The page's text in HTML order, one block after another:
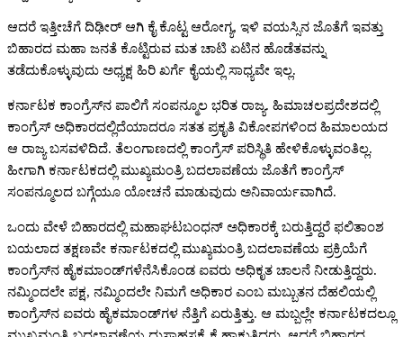
ಆದರೆ ಇತ್ತೀಚೆಗೆ ದಿಢೀರ್‌ ಆಗಿ ಕೈ ಕೊಟ್ಟ ಆರೋಗ್ಯ, ಇಳಿ ವಯಸ್ಸಿನ ಜೊತೆಗೆ ಇವತ್ತು
ಬಿಹಾರದ ಮಹಾ ಜನತೆ ಕೊಟ್ಟಿರುವ ಮತ ಚಾಟಿ ಏಟಿನ ಹೊಡೆತವನ್ನು
ತಡೆದುಕೊಳ್ಳುವುದು ಅಧ್ಯಕ್ಷ ಹಿರಿ ಖರ್ಗೆ ಕೈಯಲ್ಲಿ ಸಾಧ್ಯವೇ ಇಲ್ಲ.
ಕರ್ನಾಟಕ ಕಾಂಗ್ರೆಸ್‌ನ ಪಾಲಿಗೆ ಸಂಪನ್ಮೂಲ ಭರಿತ ರಾಜ್ಯ. ಹಿಮಾಚಲಪ್ರದೇಶದಲ್ಲಿ
ಕಾಂಗ್ರೆಸ್‌ ಅಧಿಕಾರದಲ್ಲಿದೆಯಾದರೂ ಸತತ ಪ್ರಕೃತಿ ವಿಕೋಪಗಳಿಂದ ಹಿಮಾಲಯದ
ಆ ರಾಜ್ಯ ಬಸವಳಿದಿದೆ. ತೆಲಂಗಾಣದಲ್ಲಿ ಕಾಂಗ್ರೆಸ್‌ ಪರಿಸ್ಥಿತಿ ಹೇಳಿಕೊಳ್ಳುವಂತಿಲ್ಲ.
ಹೀಗಾಗಿ ಕರ್ನಾಟಕದಲ್ಲಿ ಮುಖ್ಯಮಂತ್ರಿ ಬದಲಾವಣೆಯ ಜೊತೆಗೆ ಕಾಂಗ್ರೆಸ್‌
ಸಂಪನ್ಮೂಲದ ಬಗ್ಗೆಯೂ ಯೋಚನೆ ಮಾಡುವುದು ಅನಿವಾರ್ಯವಾಗಿದೆ.
ಒಂದು ವೇಳೆ ಬಿಹಾರದಲ್ಲಿ ಮಹಾಘಟಬಂಧನ್‌ ಅಧಿಕಾರಕ್ಕೆ ಬರುತ್ತಿದ್ದರೆ ಫಲಿತಾಂಶ
ಬಯಲಾದ ತಕ್ಷಣವೇ ಕರ್ನಾಟಕದಲ್ಲಿ ಮುಖ್ಯಮಂತ್ರಿ ಬದಲಾವಣೆಯ ಪ್ರಕ್ರಿಯೆಗೆ
ಕಾಂಗ್ರೆಸ್‌ನ ಹೈಕಮಾಂಡ್‌ಗಳೆನೆಸಿಕೊಂಡ ಐವರು ಅಧಿಕೃತ ಚಾಲನೆ ನೀಡುತ್ತಿದ್ದರು.
ನಮ್ಮಿಂದಲೇ ಪಕ್ಷ, ನಮ್ಮಿಂದಲೇ ನಿಮಗೆ ಅಧಿಕಾರ ಎಂಬ ಮಬ್ಬುತನ ದೆಹಲಿಯಲ್ಲಿ
ಕಾಂಗ್ರೆಸ್‌ನ ಐವರು ಹೈಕಮಾಂಡ್‌ಗಳ ನೆತ್ತಿಗೆ ಏರುತ್ತಿತ್ತು. ಆ ಮಬ್ಬಲ್ಲೇ ಕರ್ನಾಟಕದಲ್ಲೂ